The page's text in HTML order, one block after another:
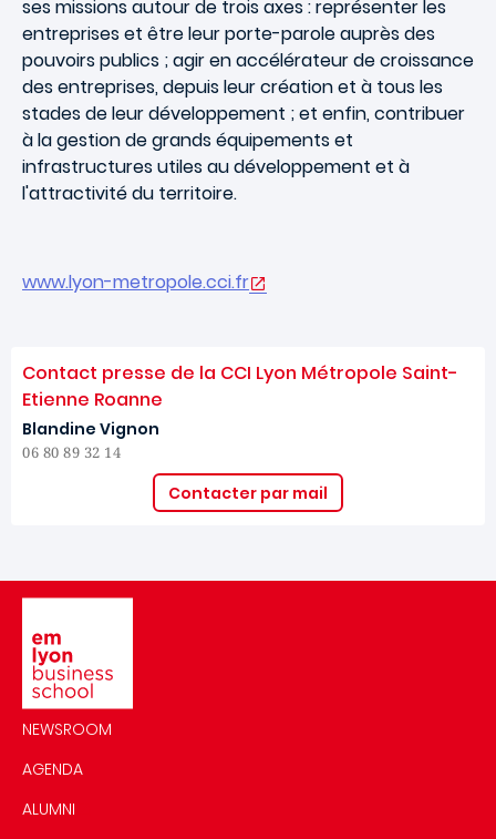
ses missions autour de trois axes : représenter les
entreprises et être leur porte-parole auprès des
pouvoirs publics ; agir en accélérateur de croissance
des entreprises, depuis leur création et à tous les
stades de leur développement ; et enfin, contribuer
à la gestion de grands équipements et
infrastructures utiles au développement et à
l'attractivité du territoire.
www.lyon-metropole.cci.fr
Contact presse de la CCI Lyon Métropole Saint-
Etienne Roanne
Blandine Vignon
06 80 89 32 14
Contacter par mail
NEWSROOM
AGENDA
ALUMNI